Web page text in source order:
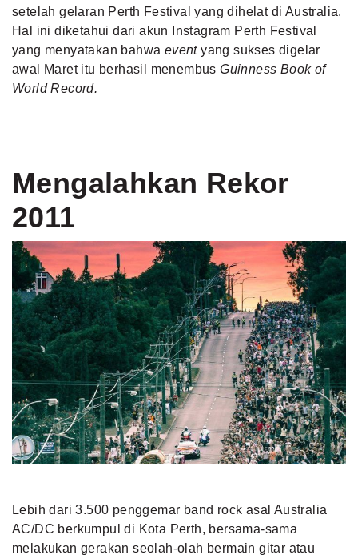
setelah gelaran Perth Festival
yang dihelat di Australia.
Hal ini diketahui dari akun Instagram Perth Festival
yang menyatakan bahwa eventyang sukses digelar
awal Maret itu berhasil menembusGuinness Book of
World Record.
Mengalahkan Rekor
2011
Lebih dari 3.500 penggemar band rock asal Australia
AC/DC berkumpul di Kota Perth, bersama-sama
melakukan gerakan seolah-olah bermain gitar atau